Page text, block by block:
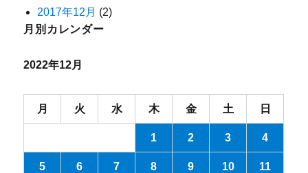
2017年12月 (2)
月別カレンダー
2022年12月
月 火 水 木 金 土 日
1 2 3 4
5 6 7 8 9 10 11